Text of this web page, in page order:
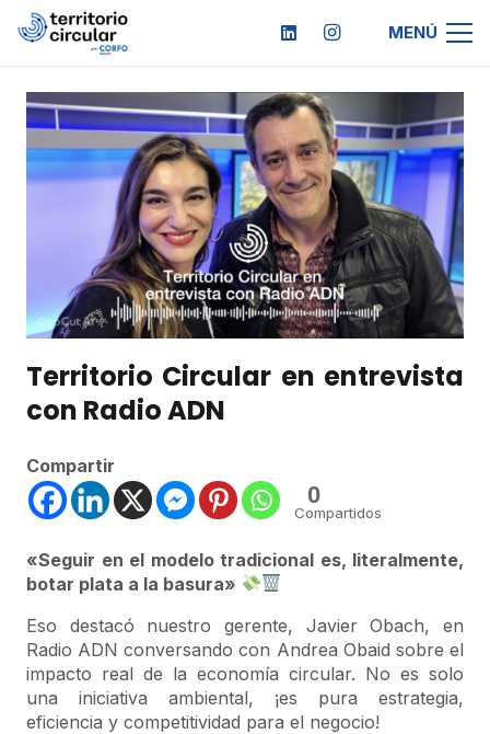
MENÚ
Territorio Circular en entrevista
con Radio ADN
Compartir
0
Compartidos
«Seguir en el modelo tradicional es, literalmente,
botar plata a la basura»
Eso destacó nuestro gerente, Javier Obach, en
Radio ADN conversando con Andrea Obaid sobre el
impacto real de la economía circular. No es solo
una iniciativa ambiental, ¡es pura estrategia,
eficiencia y competitividad para el negocio!